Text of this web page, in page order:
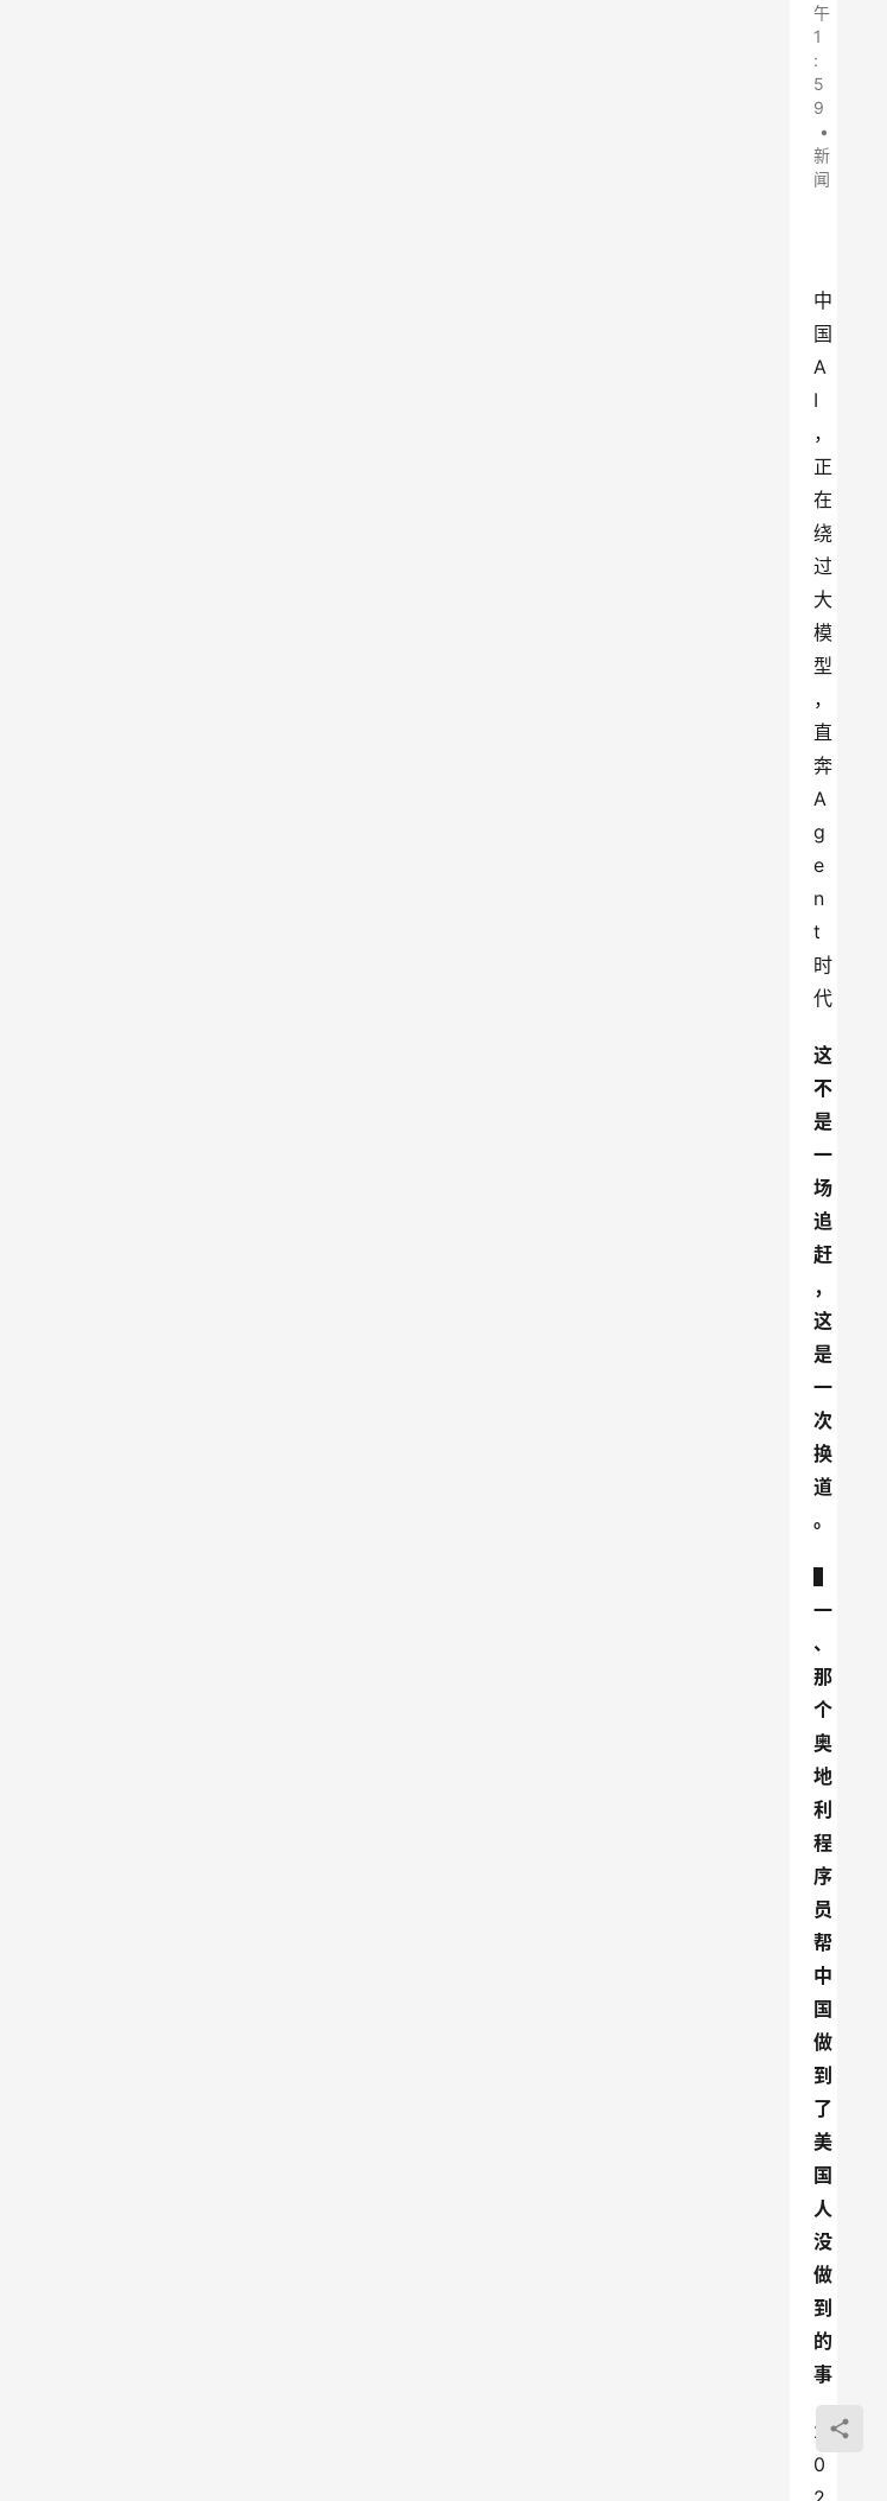
午
1
:
5
9
•
新
闻
中
国
A
I
，
正
在
绕
过
大
模
型
，
直
奔
A
g
e
n
t
时
代
这
不
是
一
场
追
赶
，
这
是
一
次
换
道
。
一
、
那
个
奥
地
利
程
序
员
帮
中
国
做
到
了
美
国
人
没
做
到
的
事
2
0